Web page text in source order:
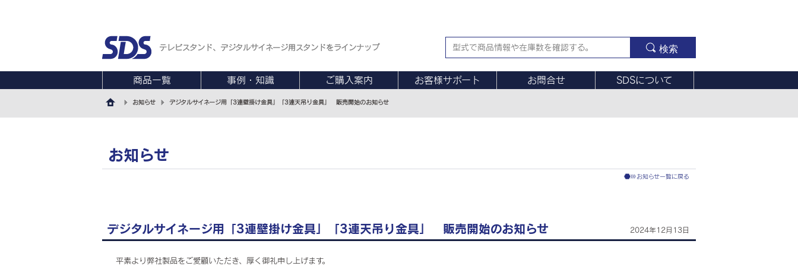
テレビスタンド、デジタルサイネージ用スタンドをラインナップ 検索
商品一覧 事例・知識 ご購入案内 お客様サポート お問合せ SDSについて
お知らせ デジタルサイネージ用「3連壁掛け金具」「3連天吊り金具」 販売開始のお知らせ
お知らせ
お知らせ一覧に戻る
デジタルサイネージ用「3連壁掛け金具」「3連天吊り金具」 販売開始のお知らせ 2024年12月13日
平素より弊社製品をご愛顧いただき、厚く御礼申し上げます。